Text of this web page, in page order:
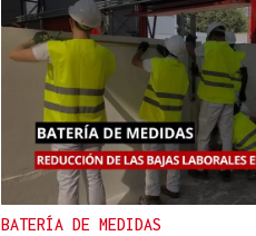
BATERÍA DE MEDIDAS